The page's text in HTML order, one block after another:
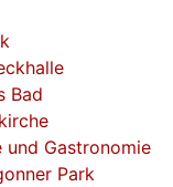
Bad
und Gastronomie
Park